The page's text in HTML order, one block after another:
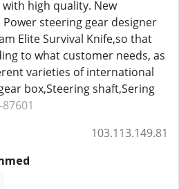
high quality. New
steering gear designer
Elite Survival Knife,so that
to what customer needs, as
varieties of international
box,Steering shaft,Sering
103.113.149.81